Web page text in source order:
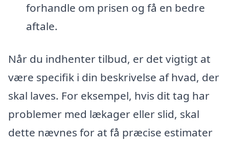
forhandle om prisen og få en bedre
aftale.
Når du indhenter tilbud, er det vigtigt at
være specifik i din beskrivelse af hvad, der
skal laves. For eksempel, hvis dit tag har
problemer med lækager eller slid, skal
dette nævnes for at få præcise estimater